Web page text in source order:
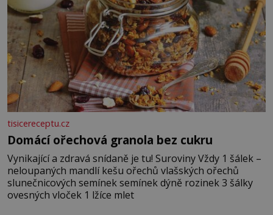
tisicereceptu.cz
Domácí ořechová granola bez cukru
Vynikající a zdravá snídaně je tu! Suroviny Vždy 1 šálek –
neloupaných mandlí kešu ořechů vlašských ořechů
slunečnicových semínek semínek dýně rozinek 3 šálky
ovesných vloček 1 lžíce mlet